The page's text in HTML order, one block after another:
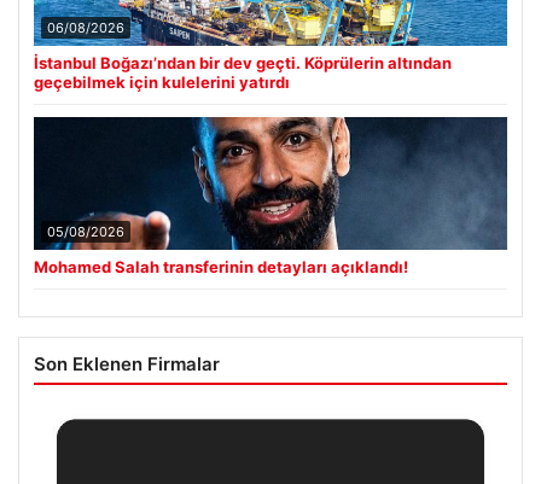
06/08/2026
İstanbul Boğazı’ndan bir dev geçti. Köprülerin altından
geçebilmek için kulelerini yatırdı
05/08/2026
Mohamed Salah transferinin detayları açıklandı!
Son Eklenen Firmalar